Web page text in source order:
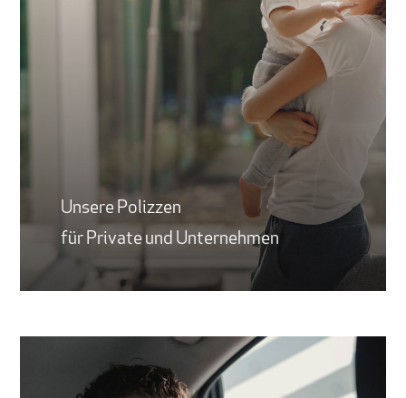
Unsere Polizzen
für Private und Unternehmen